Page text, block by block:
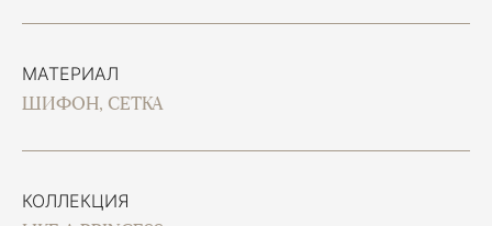
МАТЕРИАЛ
ШИФОН, СЕТКА
КОЛЛЕКЦИЯ